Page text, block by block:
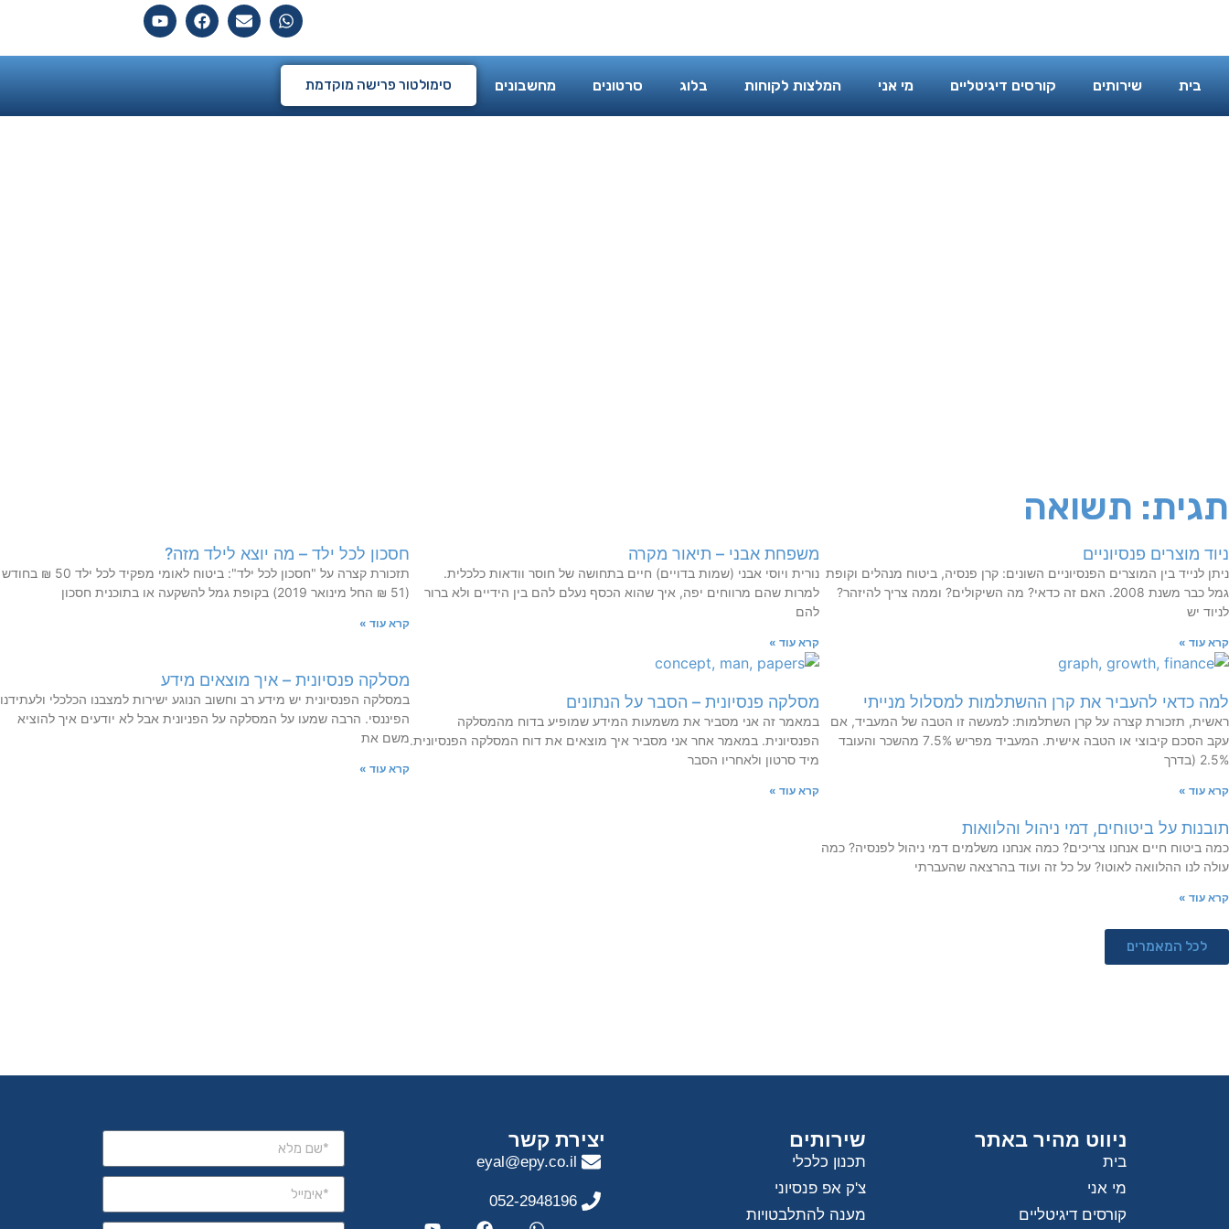
בית שירותים קורסים דיגיטליים מי אני המלצות לקוחות בלוג סרטונים מחשבונים סימולטור פרישה מוקדמת
תגית: תשואה
ניוד מוצרים פנסיוניים
ניתן לנייד בין המוצרים הפנסיוניים השונים: קרן פנסיה, ביטוח מנהלים וקופת
גמל כבר משנת 2008. האם זה כדאי? מה השיקולים? וממה צריך להיזהר?
לניוד יש
קרא עוד »
משפחת אבני – תיאור מקרה
נורית ויוסי אבני (שמות בדויים) חיים בתחושה של חוסר וודאות כלכלית.
למרות שהם מרווחים יפה, איך שהוא הכסף נעלם להם בין הידיים ולא ברור
להם
קרא עוד »
חסכון לכל ילד – מה יוצא לילד מזה?
תזכורת קצרה על "חסכון לכל ילד": ביטוח לאומי מפקיד לכל ילד 50 ₪ בחודש
(51 ₪ החל מינואר 2019) בקופת גמל להשקעה או בתוכנית חסכון
קרא עוד »
למה כדאי להעביר את קרן ההשתלמות למסלול מנייתי
ראשית, תזכורת קצרה על קרן השתלמות: למעשה זו הטבה של המעביד, אם
עקב הסכם קיבוצי או הטבה אישית. המעביד מפריש 7.5% מהשכר והעובד
2.5% (בדרך
קרא עוד »
מסלקה פנסיונית – הסבר על הנתונים
במאמר זה אני מסביר את משמעות המידע שמופיע בדוח מהמסלקה
הפנסיונית. במאמר אחר אני מסביר איך מוצאים את דוח המסלקה הפנסיונית.
מיד סרטון ולאחריו הסבר
קרא עוד »
מסלקה פנסיונית – איך מוצאים מידע
במסלקה הפנסיונית יש מידע רב וחשוב הנוגע ישירות למצבנו הכלכלי ולעתידנו
הפיננסי. הרבה שמעו על המסלקה על הפניונית אבל לא יודעים איך להוציא
משם את
קרא עוד »
תובנות על ביטוחים, דמי ניהול והלוואות
כמה ביטוח חיים אנחנו צריכים? כמה אנחנו משלמים דמי ניהול לפנסיה? כמה
עולה לנו ההלוואה לאוטו? על כל זה ועוד בהרצאה שהעברתי
קרא עוד »
לכל המאמרים
ניווט מהיר באתר
בית
מי אני
קורסים דיגיטליים
שירותים
תכנון כלכלי
צ'ק אפ פנסיוני
מענה להתלבטויות
יצירת קשר
eyal@epy.co.il
052-2948196